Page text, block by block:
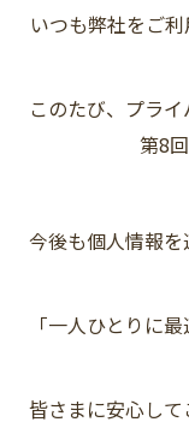
いつも弊社をご
このたび、プラ
第8
今後も個人情報
「一人ひとりに
皆さまに安心し